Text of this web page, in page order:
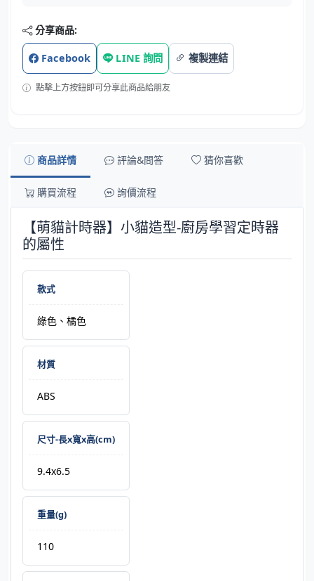
分享商品:
Facebook LINE 詢問 複製連結
點擊上方按鈕即可分享此商品給朋友
商品詳情 評論&問答 猜你喜歡
購買流程 詢價流程
【萌貓計時器】小貓造型-廚房學習定時器
的屬性
款式
綠色、橘色
材質
ABS
尺寸-長x寬x高(cm)
9.4x6.5
重量(g)
110